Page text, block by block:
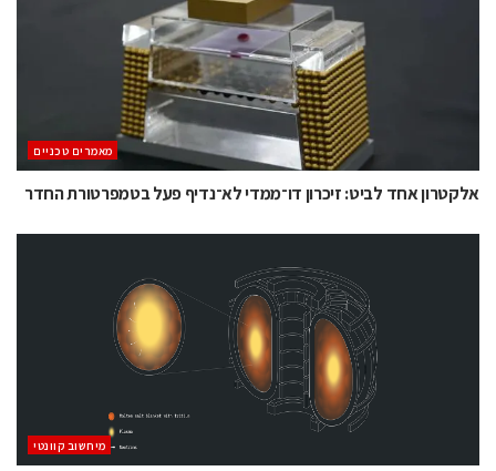
מאמרים טכניים
אלקטרון אחד לביט: זיכרון דו־ממדי לא־נדיף פעל בטמפרטורת החדר
מיחשוב קוונטי